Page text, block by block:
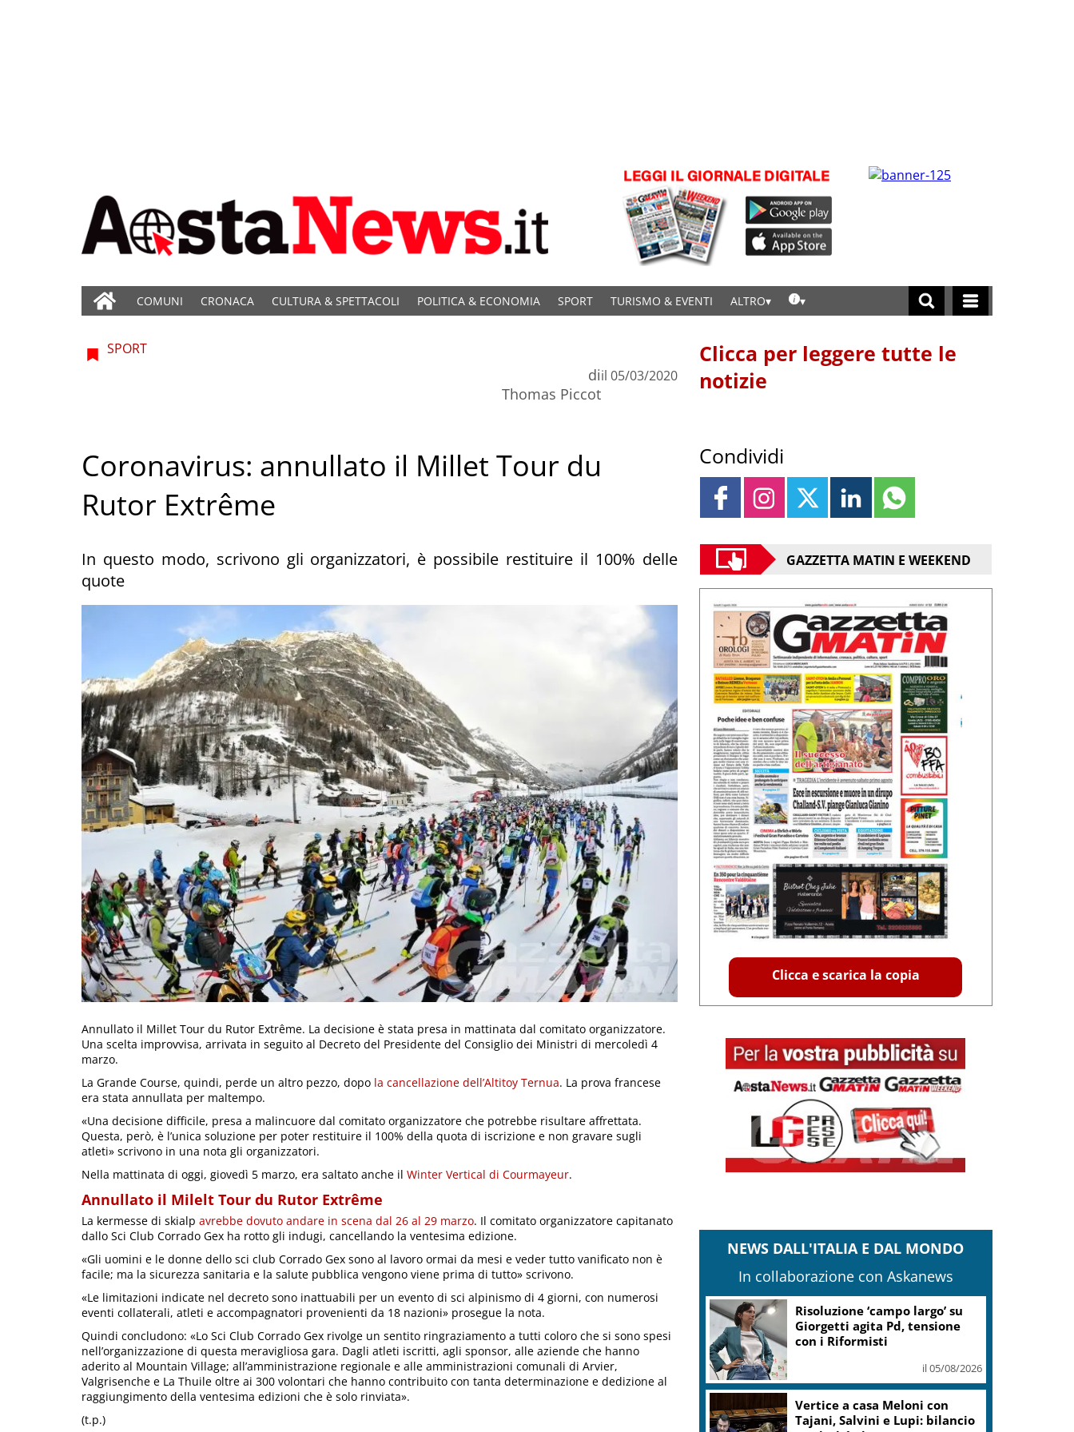
COMUNI CRONACA CULTURA & SPETTACOLI POLITICA & ECONOMIA SPORT TURISMO & EVENTI ALTRO
SPORT
di
Thomas Piccot
il 05/03/2020
Coronavirus: annullato il Millet Tour du
Rutor Extrême
In questo modo, scrivono gli organizzatori, è possibile restituire il 100% delle
quote
Annullato il Millet Tour du Rutor Extrême. La decisione è stata presa in mattinata dal comitato organizzatore.
Una scelta improvvisa, arrivata in seguito al Decreto del Presidente del Consiglio dei Ministri di mercoledì 4
marzo.
La Grande Course, quindi, perde un altro pezzo, dopo la cancellazione dell’Altitoy Ternua. La prova francese
era stata annullata per maltempo.
«Una decisione difficile, presa a malincuore dal comitato organizzatore che potrebbe risultare affrettata.
Questa, però, è l’unica soluzione per poter restituire il 100% della quota di iscrizione e non gravare sugli
atleti» scrivono in una nota gli organizzatori.
Nella mattinata di oggi, giovedì 5 marzo, era saltato anche il Winter Vertical di Courmayeur.
Annullato il Milelt Tour du Rutor Extrême
La kermesse di skialp avrebbe dovuto andare in scena dal 26 al 29 marzo. Il comitato organizzatore capitanato
dallo Sci Club Corrado Gex ha rotto gli indugi, cancellando la ventesima edizione.
«Gli uomini e le donne dello sci club Corrado Gex sono al lavoro ormai da mesi e veder tutto vanificato non è
facile; ma la sicurezza sanitaria e la salute pubblica vengono viene prima di tutto» scrivono.
«Le limitazioni indicate nel decreto sono inattuabili per un evento di sci alpinismo di 4 giorni, con numerosi
eventi collaterali, atleti e accompagnatori provenienti da 18 nazioni» prosegue la nota.
Quindi concludono: «Lo Sci Club Corrado Gex rivolge un sentito ringraziamento a tutti coloro che si sono spesi
nell’organizzazione di questa meravigliosa gara. Dagli atleti iscritti, agli sponsor, alle aziende che hanno
aderito al Mountain Village; all’amministrazione regionale e alle amministrazioni comunali di Arvier,
Valgrisenche e La Thuile oltre ai 300 volontari che hanno contribuito con tanta determinazione e dedizione al
raggiungimento della ventesima edizioni che è solo rinviata».
(t.p.)
Clicca per leggere tutte le
notizie
Condividi
GAZZETTA MATIN E WEEKEND
Clicca e scarica la copia
NEWS DALL'ITALIA E DAL MONDO
In collaborazione con Askanews
Risoluzione ‘campo largo’ su
Giorgetti agita Pd, tensione
con i Riformisti
il 05/08/2026
Vertice a casa Meloni con
Tajani, Salvini e Lupi: bilancio